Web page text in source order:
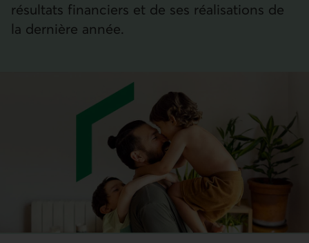
résultats financiers et de ses réalisations de
la dernière année.